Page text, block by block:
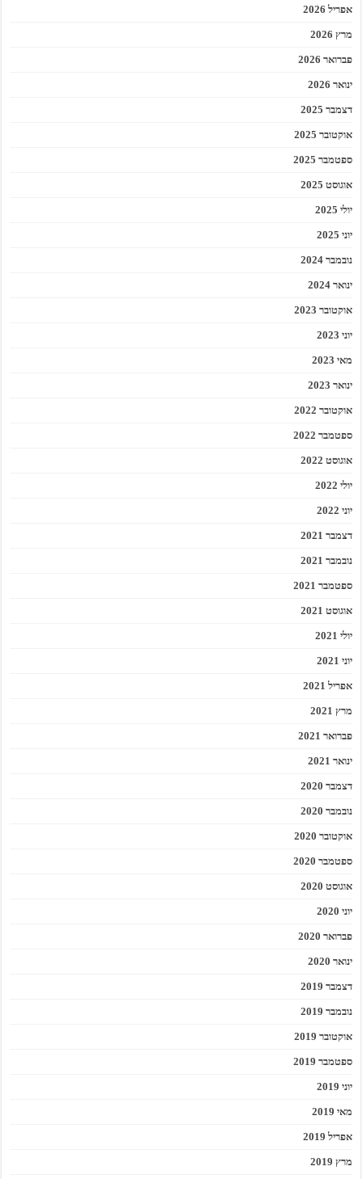
אפריל 2026
מרץ 2026
פברואר 2026
ינואר 2026
דצמבר 2025
אוקטובר 2025
ספטמבר 2025
אוגוסט 2025
יולי 2025
יוני 2025
נובמבר 2024
ינואר 2024
אוקטובר 2023
יוני 2023
מאי 2023
ינואר 2023
אוקטובר 2022
ספטמבר 2022
אוגוסט 2022
יולי 2022
יוני 2022
דצמבר 2021
נובמבר 2021
ספטמבר 2021
אוגוסט 2021
יולי 2021
יוני 2021
אפריל 2021
מרץ 2021
פברואר 2021
ינואר 2021
דצמבר 2020
נובמבר 2020
אוקטובר 2020
ספטמבר 2020
אוגוסט 2020
יוני 2020
פברואר 2020
ינואר 2020
דצמבר 2019
נובמבר 2019
אוקטובר 2019
ספטמבר 2019
יוני 2019
מאי 2019
אפריל 2019
מרץ 2019